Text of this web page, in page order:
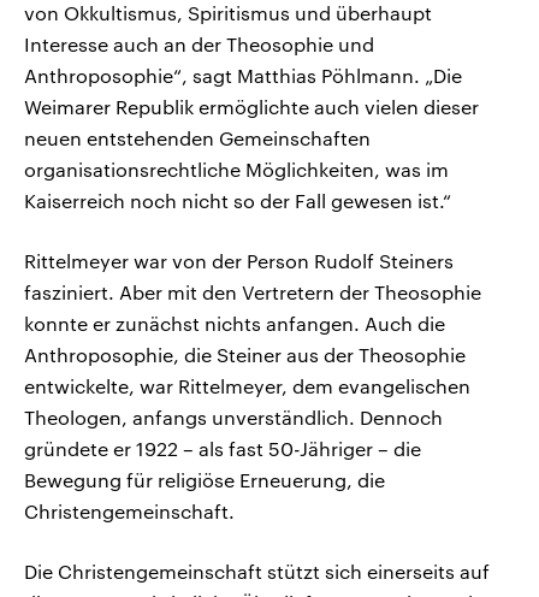
von Okkultismus, Spiritismus und überhaupt
Interesse auch an der Theosophie und
Anthroposophie“, sagt Matthias Pöhlmann. „Die
Weimarer Republik ermöglichte auch vielen dieser
neuen entstehenden Gemeinschaften
organisationsrechtliche Möglichkeiten, was im
Kaiserreich noch nicht so der Fall gewesen ist.“
Rittelmeyer war von der Person Rudolf Steiners
fasziniert. Aber mit den Vertretern der Theosophie
konnte er zunächst nichts anfangen. Auch die
Anthroposophie, die Steiner aus der Theosophie
entwickelte, war Rittelmeyer, dem evangelischen
Theologen, anfangs unverständlich. Dennoch
gründete er 1922 – als fast 50-Jähriger – die
Bewegung für religiöse Erneuerung, die
Christengemeinschaft.
Die Christengemeinschaft stützt sich einerseits auf